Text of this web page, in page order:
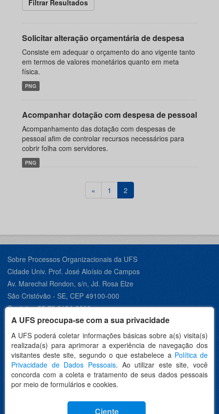
A UFS preocupa-se com a sua privacidade
A UFS poderá coletar informações básicas sobre a(s) visita(s)
realizada(s) para aprimorar a experiência de navegação dos
visitantes deste site, segundo o que estabelece a Política de
Privacidade de Dados Pessoais. Ao utilizar este site, você
concorda com a coleta e tratamento de seus dados pessoais
por meio de formulários e cookies.
Ciente
Filtrar Resultados
Solicitar alteração orçamentária de despesa
Consiste em adequar o orçamento do ano vigente tanto
em termos de valores monetários quanto em meta
física.
PNG
Acompanhar dotação com despesa de pessoal
Acompanhamento das dotação com despesas de
pessoal afim de controlar recursos necessários para
cobrir folha com servidores.
PNG
« 1 2
Sobre Processos Organizacionais da UFS
Cidade Univ. Prof. José Aloísio de Campos
Av. Marechal Rondon, s/n, Jd. Rosa Elze
São Cristóvão - SE, CEP 49100-000
Contato +55 79 3194-6600
Desenvolvido por: